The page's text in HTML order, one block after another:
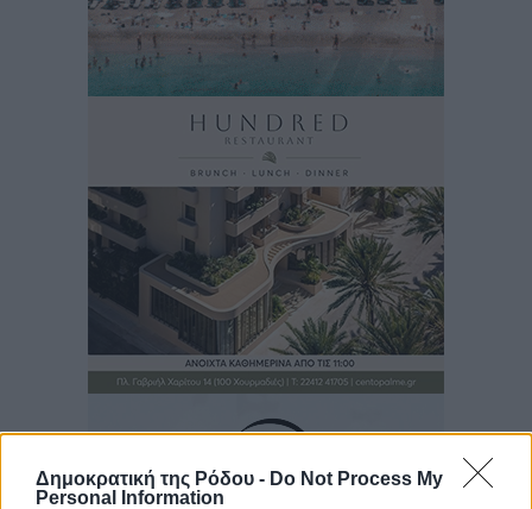
Δημοκρατική της Ρόδου - Do Not Process My
Personal Information